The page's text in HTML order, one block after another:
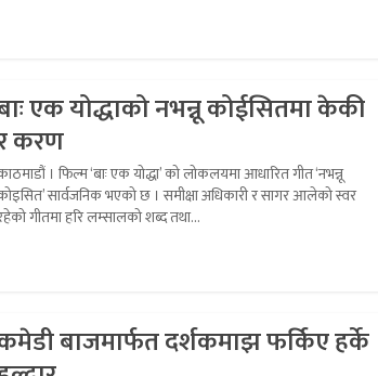
एक योद्धाको नभन्नू कोईसितमा केकी
करण
। फिल्म ‘बाः एक योद्धा’ को लोकलयमा आधारित गीत ‘नभन्नू
सार्वजनिक भएको छ । समीक्षा अधिकारी र सागर आलेको स्वर
गीतमा हरि लम्सालको शब्द तथा...
बाजमार्फत दर्शकमाझ फर्किए हर्के